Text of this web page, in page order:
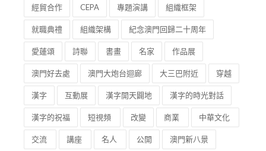
經貿合作 CEPA 專題演講 組織框架
就職典禮 組織架構 紀念澳門回歸二十周年
愛蓮頌 詩聯 書畫 名家 作品展
澳門好去處 澳門大炮台迴廊 大三巴附近 穿越
漢字 互動展 漢字開天闢地 漢字的時光對話
漢字的祝福 短視頻 改變 商業 中華文化
交流 講座 名人 公開 澳門新八景